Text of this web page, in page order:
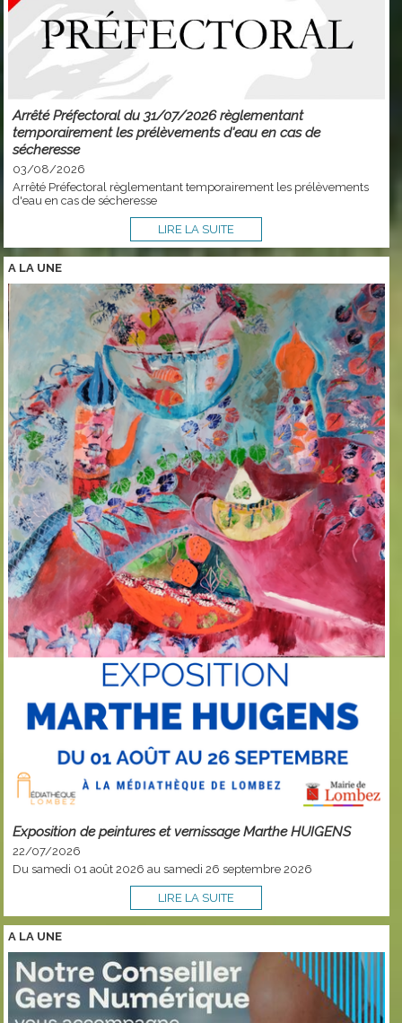
Arrêté Préfectoral du 31/07/2026 règlementant
temporairement les prélèvements d'eau en cas de
sécheresse
03/08/2026
Arrêté Préfectoral règlementant temporairement les prélèvements
d'eau en cas de sécheresse
LIRE LA SUITE
A LA UNE
Exposition de peintures et vernissage Marthe HUIGENS
22/07/2026
Du samedi 01 août 2026 au samedi 26 septembre 2026
LIRE LA SUITE
A LA UNE